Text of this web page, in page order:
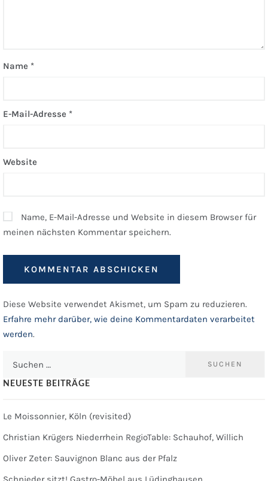
Name *
E-Mail-Adresse *
Website
Name, E-Mail-Adresse und Website in diesem Browser für
meinen nächsten Kommentar speichern.
Diese Website verwendet Akismet, um Spam zu reduzieren.
Erfahre mehr darüber, wie deine Kommentardaten verarbeitet
werden.
NEUESTE BEITRÄGE
Le Moissonnier, Köln (revisited)
Christian Krügers Niederrhein RegioTable: Schauhof, Willich
Oliver Zeter: Sauvignon Blanc aus der Pfalz